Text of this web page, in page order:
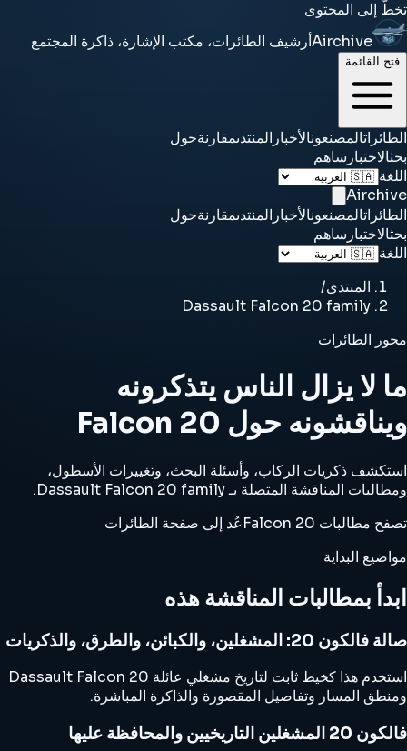
تخطَّ إلى المحتوى
Airchiveأرشيف الطائرات، مكتب الإشارة، ذاكرة المجتمع
فتح القائمة
الطائراتالمصنعونالأخبار المنتدىمقارنةحول
بحثالاختبار ساهم
اللغة
Airchive
الطائراتالمصنعونالأخبار المنتدىمقارنةحول
بحثالاختبار ساهم
اللغة
المنتدى/
Dassault Falcon 20 family
محور الطائرات
ما لا يزال الناس يتذكرونه
ويناقشونه حول Falcon 20
استكشف ذكريات الركاب، وأسئلة البحث، وتغييرات الأسطول،
ومطالبات المناقشة المتصلة بـ Dassault Falcon 20 family.
تصفح مطالبات Falcon 20
عُد إلى صفحة الطائرات
مواضيع البداية
ابدأ بمطالبات المناقشة هذه
صالة فالكون 20: المشغلين، والكبائن، والطرق، والذكريات
استخدم هذا كخيط ثابت لتاريخ مشغلي عائلة Dassault Falcon 20
ومنطق المسار وتفاصيل المقصورة والذاكرة المباشرة.
فالكون 20 المشغلين التاريخيين والمحافظة عليها